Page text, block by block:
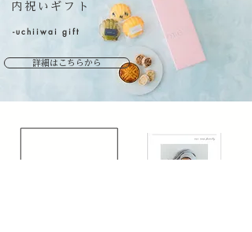
内祝いギフト
-uchiiwai gift
詳細はこちらから